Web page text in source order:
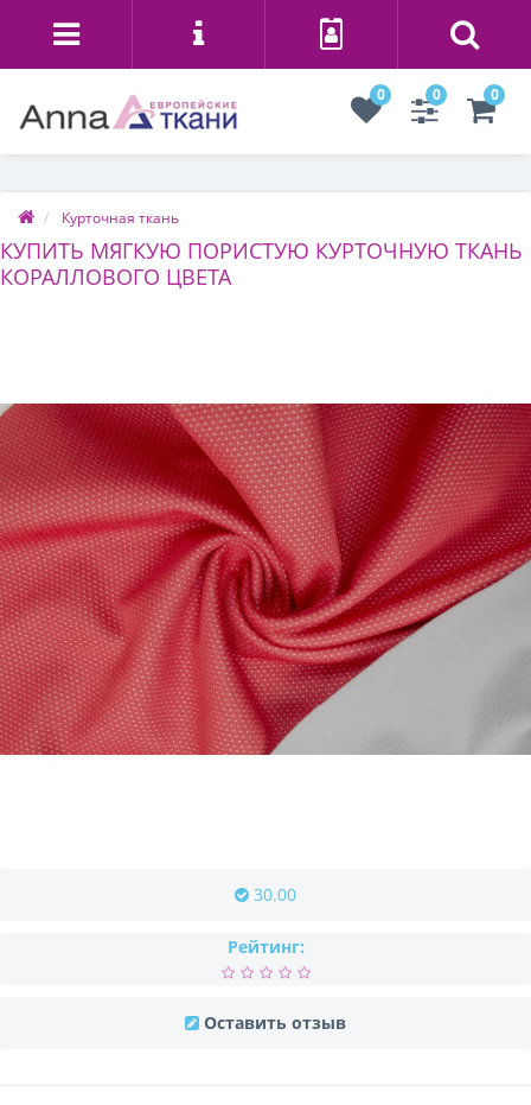
0 0 0
Курточная ткань
КУПИТЬ МЯГКУЮ ПОРИСТУЮ КУРТОЧНУЮ ТКАНЬ
КОРАЛЛОВОГО ЦВЕТА
30.00
Рейтинг:
Оставить отзыв